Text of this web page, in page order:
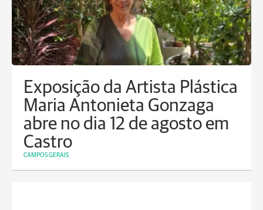
Exposição da Artista Plástica
Maria Antonieta Gonzaga
abre no dia 12 de agosto em
Castro
CAMPOS GERAIS